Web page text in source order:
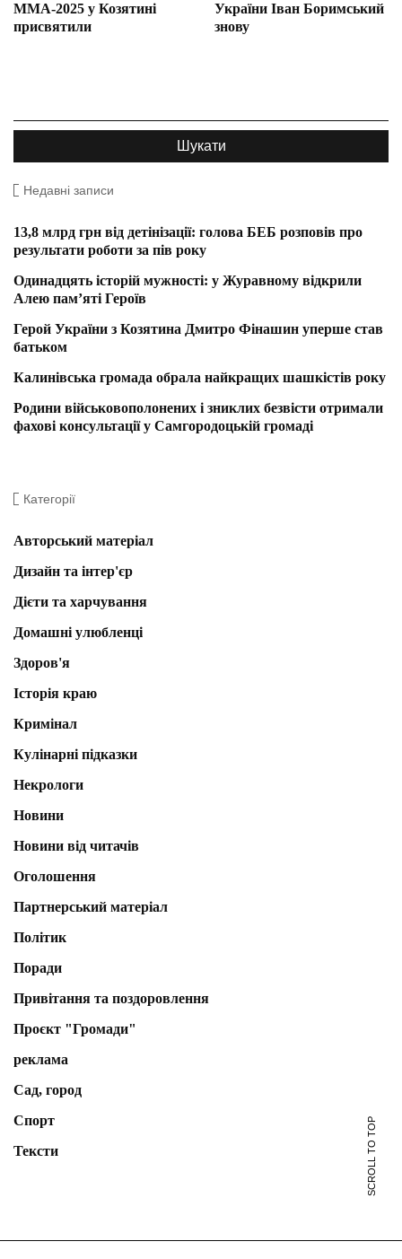
ММА-2025 у Козятині
присвятили
України Іван Боримський
знову
Недавні записи
13,8 млрд грн від детінізації: голова БЕБ розповів про
результати роботи за пів року
Одинадцять історій мужності: у Журавному відкрили
Алею пам’яті Героїв
Герой України з Козятина Дмитро Фінашин уперше став
батьком
Калинівська громада обрала найкращих шашкістів року
Родини військовополонених і зниклих безвісти отримали
фахові консультації у Самгородоцькій громаді
Категорії
Авторський матеріал
Дизайн та інтер'єр
Дієти та харчування
Домашні улюбленці
Здоров'я
Історія краю
Кримінал
Кулінарні підказки
Некрологи
Новини
Новини від читачів
Оголошення
Партнерський матеріал
Політик
Поради
Привітання та поздоровлення
Проєкт "Громади"
реклама
Сад, город
Спорт
Тексти
SCROLL TO TOP